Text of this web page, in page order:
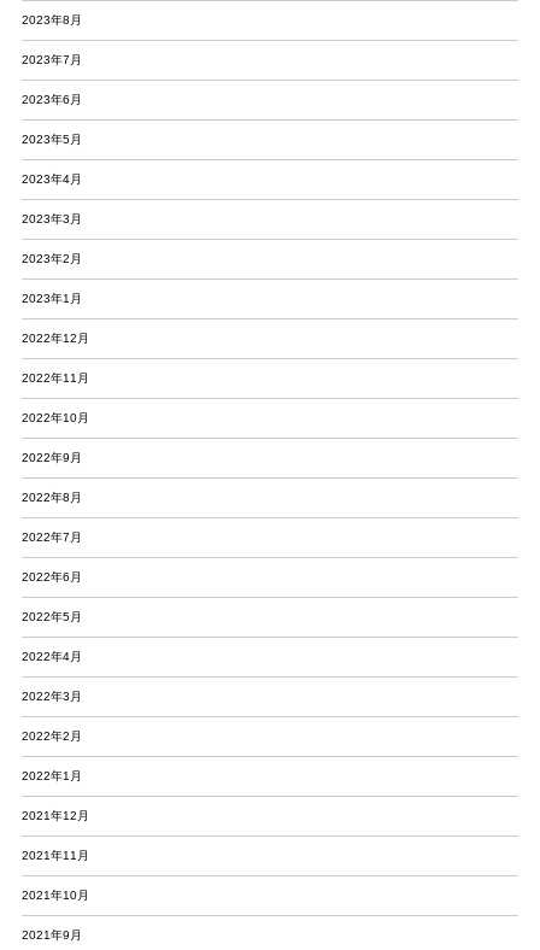
2023年8月
2023年7月
2023年6月
2023年5月
2023年4月
2023年3月
2023年2月
2023年1月
2022年12月
2022年11月
2022年10月
2022年9月
2022年8月
2022年7月
2022年6月
2022年5月
2022年4月
2022年3月
2022年2月
2022年1月
2021年12月
2021年11月
2021年10月
2021年9月